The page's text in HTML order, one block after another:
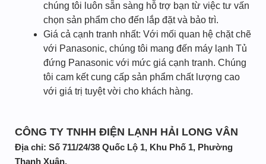
chúng tôi luôn sẵn sàng hỗ trợ bạn từ việc tư vấn
chọn sản phẩm cho đến lắp đặt và bảo trì.
Giá cả cạnh tranh nhất: Với mối quan hệ chặt chẽ
với Panasonic, chúng tôi mang đến máy lạnh Tủ
đứng Panasonic với mức giá cạnh tranh. Chúng
tôi cam kết cung cấp sản phẩm chất lượng cao
với giá trị tuyệt vời cho khách hàng.
CÔNG TY TNHH ĐIỆN LẠNH HẢI LONG VÂN
Địa chỉ: Số 711/24/38 Quốc Lộ 1, Khu Phố 1, Phường
Thạnh Xuân,